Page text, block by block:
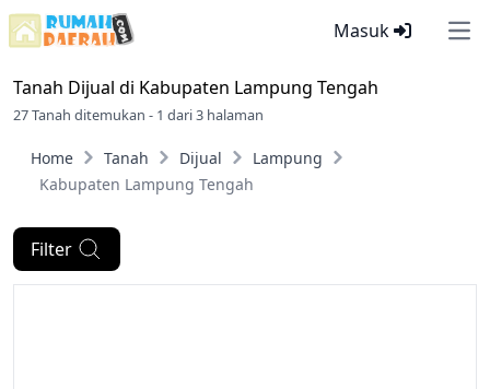
Masuk
Tanah Dijual di Kabupaten Lampung Tengah
27 Tanah ditemukan - 1 dari 3 halaman
Home Tanah Dijual
Lampung
Kabupaten Lampung Tengah
Filter